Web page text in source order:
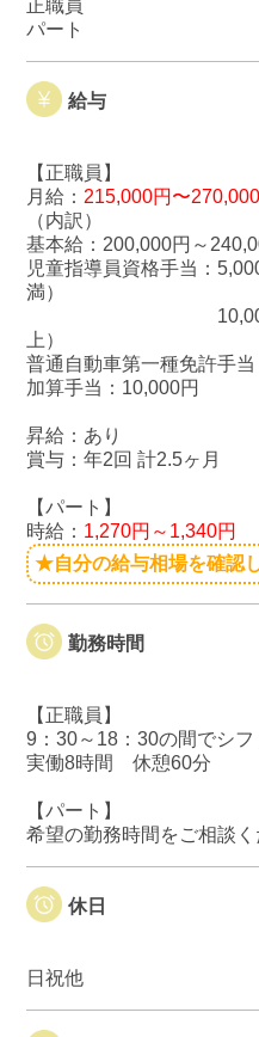
正職員
パート
給与
【正職員】
月給： 215,000円〜
（内訳）
基本給：200,000円～
児童指導員資格手当：
満）
10,000円（児
上）
普通自動車第一種免許手当
加算手当：10,000円
昇給：あり
賞与：年2回 計2.5ヶ月
【パート】
時給： 1,270円～1,340円
★自分の給与相場を確認
勤務時間
【正職員】
9：30～18：30の間でシフ
実働8時間 休憩60分
【パート】
希望の勤務時間をご相談く
休日
日祝他